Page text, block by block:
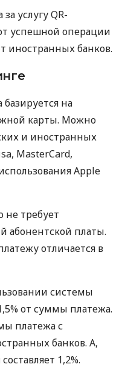
услугу QR-
успешной операции
иностранных банков.
на
карты. Можно
и иностранных
MasterCard,
Apple
не требует
абонентской платы.
отличается в
системы
от суммы платежа.
платежа с
банков. А,
1,2%.